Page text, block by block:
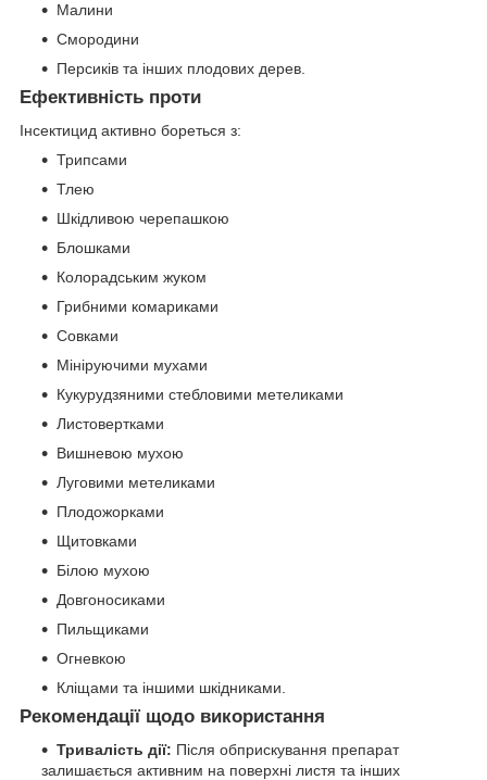
Малини
Смородини
Персиків та інших плодових дерев.
Ефективність проти
Інсектицид активно бореться з:
Трипсами
Тлею
Шкідливою черепашкою
Блошками
Колорадським жуком
Грибними комариками
Совками
Мініруючими мухами
Кукурудзяними стебловими метеликами
Листовертками
Вишневою мухою
Луговими метеликами
Плодожорками
Щитовками
Білою мухою
Довгоносиками
Пильщиками
Огневкою
Кліщами та іншими шкідниками.
Рекомендації щодо використання
Тривалість дії: Після обприскування препарат
залишається активним на поверхні листя та інших